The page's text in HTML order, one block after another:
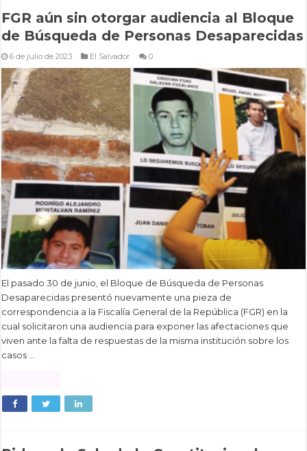
FGR aún sin otorgar audiencia al Bloque
de Búsqueda de Personas Desaparecidas
6 de julio de 2023 El Salvador 0
El pasado 30 de junio, el Bloque de Búsqueda de Personas
Desaparecidas presentó nuevamente una pieza de
correspondencia a la Fiscalía General de la República (FGR) en la
cual solicitaron una audiencia para exponer las afectaciones que
viven ante la falta de respuestas de la misma institución sobre los
casos …